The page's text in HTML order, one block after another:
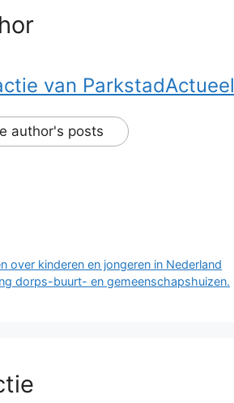
van ParkstadActueel
author's posts
over kinderen en jongeren in Nederland
dorps-buurt- en gemeenschapshuizen.